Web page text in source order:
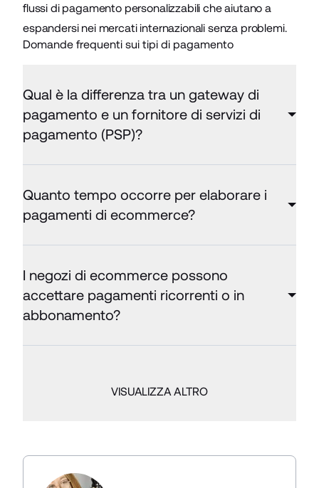
flussi di pagamento personalizzabili che aiutano a
espandersi nei mercati internazionali senza problemi.
Domande frequenti sui tipi di pagamento
Qual è la differenza tra un gateway di
pagamento e un fornitore di servizi di
pagamento (PSP)?
Quanto tempo occorre per elaborare i
pagamenti di ecommerce?
I negozi di ecommerce possono
accettare pagamenti ricorrenti o in
abbonamento?
VISUALIZZA ALTRO